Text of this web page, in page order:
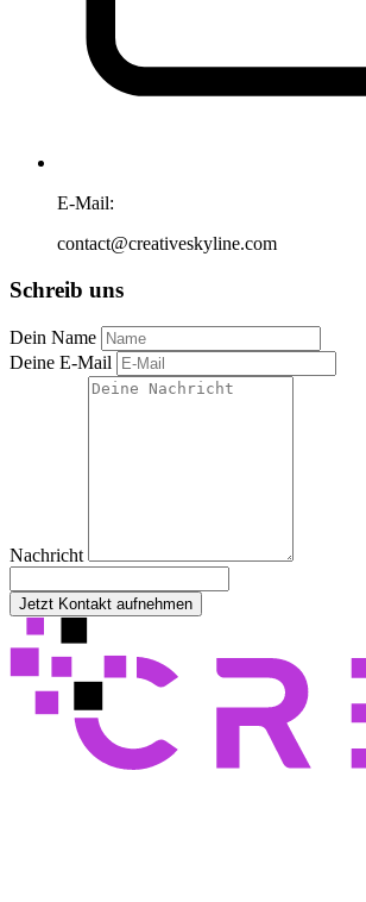
E-Mail:
contact@creativeskyline.com
Schreib uns
Dein Name
Deine E-Mail
Nachricht
Jetzt Kontakt aufnehmen